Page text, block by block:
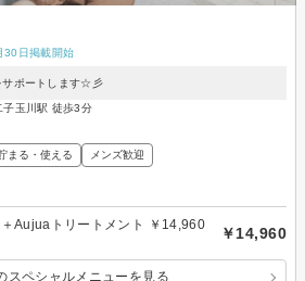
30日掲載開始
ポートします☆彡
子玉川駅 徒歩3分
まる・使える メンズ歓迎
Aujuaトリートメント ￥14,960
￥14,960
スペシャルメニューを見る